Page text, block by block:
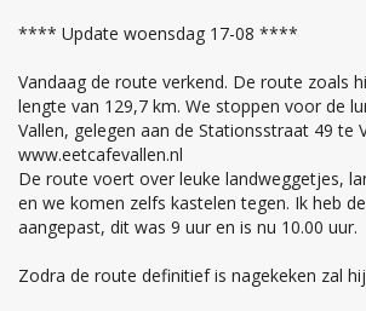
**** Update woensdag 17-08 ****
Vandaag de route verkend. De route zoals
lengte van 129,7 km. We stoppen voor de
Vallen, gelegen aan de Stationsstraat 49 te
www.eetcafevallen.nl
De route voert over leuke landweggetjes,
en we komen zelfs kastelen tegen. Ik heb
aangepast, dit was 9 uur en is nu 10.00 uur.
Zodra de route definitief is nagekeken zal